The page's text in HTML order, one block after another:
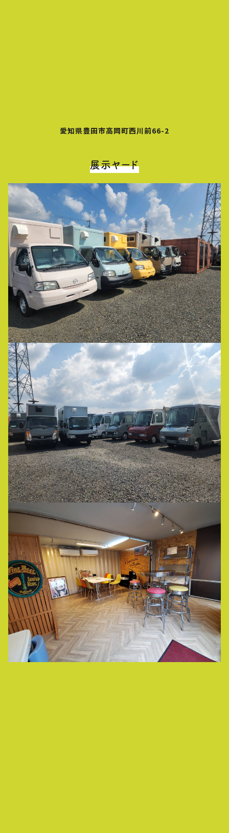
愛知県豊田市高岡町西川前66-2
展示ヤード